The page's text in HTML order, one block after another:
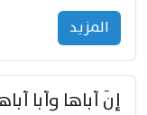
المزید
إنّ أباها وأبا